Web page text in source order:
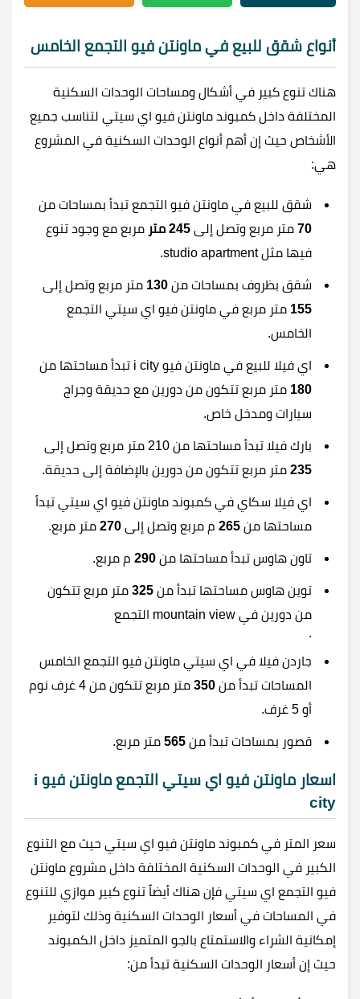
أنواع شقق للبيع في ماونتن فيو التجمع الخامس
هناك تنوع كبير في أشكال ومساحات الوحدات السكنية
المختلفة داخل كمبوند ماونتن فيو اي سيتي لتناسب جميع
الأشخاص حيث إن أهم أنواع الوحدات السكنية في المشروع
هي:
شقق للبيع في ماونتن فيو التجمع تبدأ بمساحات من
70 متر مربع وتصل إلى 245 متر
مربع مع وجود تنوع
فيها مثل studio apartment.
شقق بظروف بمساحات من 130 متر مربع وتصل إلى
155 متر مربع في ماونتن فيو اي سيتي التجمع
الخامس.
اي فيلا للبيع في ماونتن فيو i city تبدأ مساحتها من
180 متر مربع تتكون من دورين مع حديقة وجراج
سيارات ومدخل خاص.
بارك فيلا تبدأ مساحتها من 210 متر مربع وتصل إلى
235 متر مربع تتكون من دورين بالإضافة إلى حديقة.
اي فيلا سكاي في كمبوند ماونتن فيو اي سيتي تبدأ
مساحتها من 265 م مربع وتصل إلى 270 متر مربع.
تاون هاوس تبدأ مساحتها من 290 م مربع.
توين هاوس مساحتها تبدأ من 325 متر مربع تتكون
من دورين في mountain view التجمع
.
جاردن فيلا في اي سيتي ماونتن فيو التجمع الخامس
المساحات تبدأ من 350
متر مربع تتكون من 4 غرف نوم
أو 5 غرف.
قصور بمساحات تبدأ من 565 متر مربع.
اسعار ماونتن فيو اي سيتي التجمع ماونتن فيو i
city
سعر المتر في كمبوند ماونتن فيو اي سيتي حيث مع التنوع
الكبير في الوحدات السكنية المختلفة داخل مشروع ماونتن
فيو التجمع اي سيتي فإن هناك أيضاً تنوع كبير موازي للتنوع
في المساحات في أسعار الوحدات السكنية وذلك لتوفير
إمكانية الشراء والاستمتاع بالجو المتميز داخل الكمبوند
حيث إن أسعار الوحدات السكنية تبدأ من: